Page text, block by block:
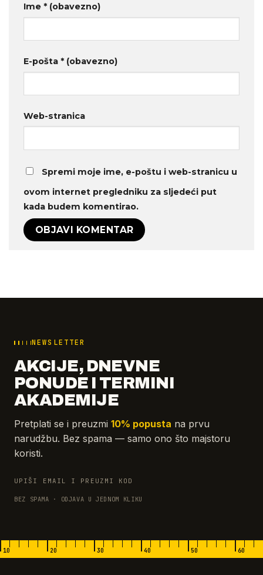
Ime * (obavezno)
E-pošta * (obavezno)
Web-stranica
Spremi moje ime, e-poštu i web-stranicu u
ovom internet pregledniku za sljedeći put
kada budem komentirao.
NEWSLETTER
AKCIJE, DNEVNE
PONUDE I TERMINI
AKADEMIJE
Pretplati se i preuzmi 10% popusta na prvu
narudžbu. Bez spama — samo ono što majstoru
koristi.
UPIŠI EMAIL I PREUZMI KOD
BEZ SPAMA · ODJAVA U JEDNOM KLIKU
10 20 30 40 50 60